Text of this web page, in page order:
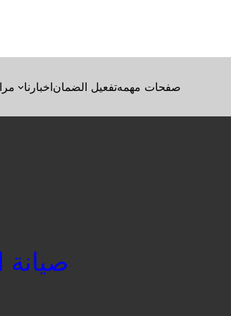
اخبارناتفعيل الضمانصفحات مهمه
صيانة